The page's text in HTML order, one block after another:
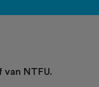
van NTFU.